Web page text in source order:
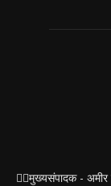
✍🏻मुख्यसंपादक -